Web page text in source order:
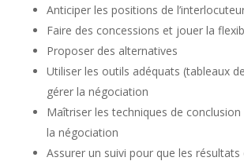
Anticiper les positions de
Faire des concessions et jouer la
Proposer des alternatives
Utiliser les outils adéquats (tableaux
gérer la négociation
Maîtriser les techniques de
la négociation
Assurer un suivi pour que les résultats